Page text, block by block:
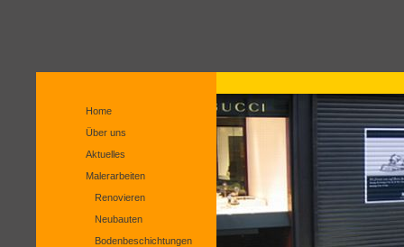
Home
Über uns
Aktuelles
Malerarbeiten
Renovieren
Neubauten
Bodenbeschichtungen